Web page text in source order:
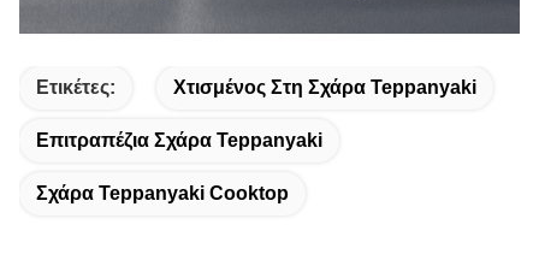
Ετικέτες: Χτισμένος Στη Σχάρα Teppanyaki
Επιτραπέζια Σχάρα Teppanyaki
Σχάρα Teppanyaki Cooktop